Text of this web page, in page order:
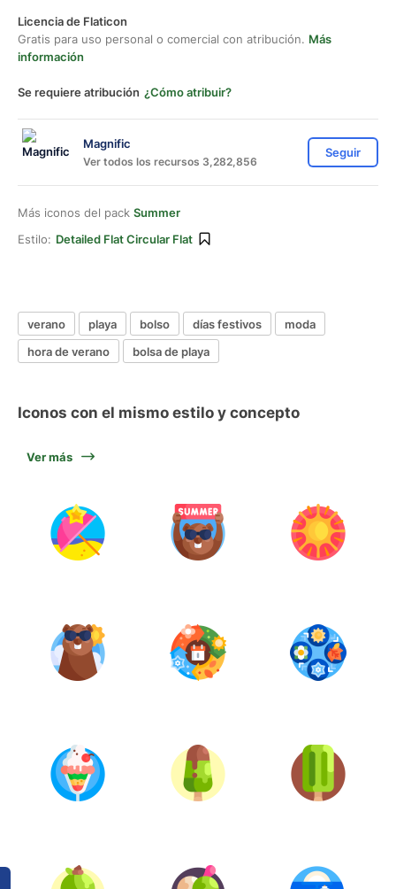
Licencia de Flaticon
Gratis para uso personal o comercial con atribución. Más
información
Se requiere atribución ¿Cómo atribuir?
Magnific
Ver todos los recursos 3,282,856
Seguir
Más iconos del pack Summer
Estilo: Detailed Flat Circular Flat
verano playa bolso días festivos
moda
hora de verano
bolsa de playa
Iconos con el mismo estilo y concepto
Ver más